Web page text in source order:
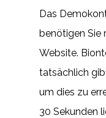
Das
benötigen Sie
Website.
tatsächlich
um dies zu
30 Sekunden